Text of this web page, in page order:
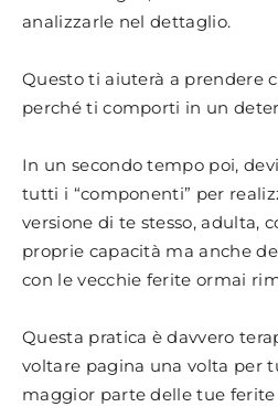
analizzarle nel dettaglio.
Questo ti aiuterà a prendere
perché ti comporti in un
In un secondo tempo poi,
tutti i “componenti” per
versione di te stesso, adulta,
proprie capacità ma anche
con le vecchie ferite ormai
Questa pratica è davvero
voltare pagina una volta per
maggior parte delle tue ferite